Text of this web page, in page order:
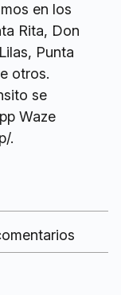
en los
Rita, Don
Punta
otros.
se
Waze
.